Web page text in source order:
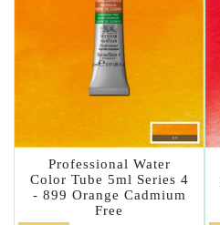
Professional Water
Color Tube 5ml Series 4
- 899 Orange Cadmium
Free